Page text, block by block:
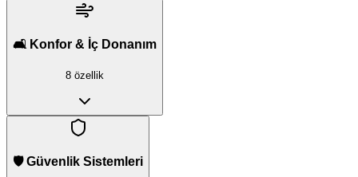
🛋️ Konfor & İç Donanım
8 özellik
🛡️ Güvenlik Sistemleri